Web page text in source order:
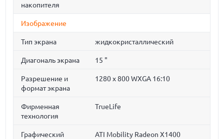
накопителя
Изображение
Тип экрана жидкокристаллический
Диагональ экрана 15 "
Разрешение и
формат экрана
1280 x 800 WXGA 16:10
Фирменная
технология
TrueLife
Графический
ATI Mobility Radeon X1400